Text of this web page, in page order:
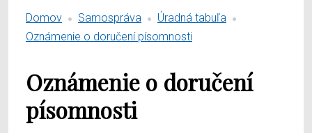
Samospráva
O obci
Domov Samospráva
Úradná tabuľa
Oznámenie o doručení písomnosti
Oznámenie o doručení
písomnosti